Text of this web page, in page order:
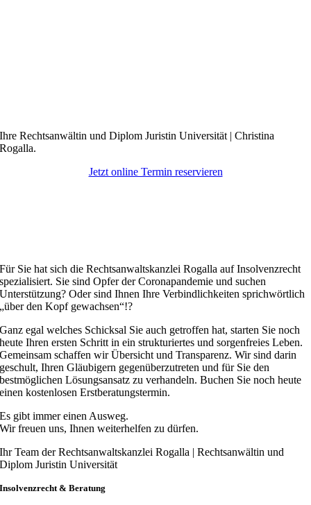
Ihre Rechtsanwältin und Diplom Juristin Universität | Christina
Rogalla.
Jetzt online Termin reservieren
Für Sie hat sich die Rechtsanwaltskanzlei Rogalla auf Insolvenzrecht
spezialisiert. Sie sind Opfer der Coronapandemie und suchen
Unterstützung? Oder sind Ihnen Ihre Verbindlichkeiten sprichwörtlich
„über den Kopf gewachsen“!?
Ganz egal welches Schicksal Sie auch getroffen hat, starten Sie noch
heute Ihren ersten Schritt in ein strukturiertes und sorgenfreies Leben.
Gemeinsam schaffen wir Übersicht und Transparenz. Wir sind darin
geschult, Ihren Gläubigern gegenüberzutreten und für Sie den
bestmöglichen Lösungsansatz zu verhandeln. Buchen Sie noch heute
einen kostenlosen Erstberatungstermin.
Es gibt immer einen Ausweg.
Wir freuen uns, Ihnen weiterhelfen zu dürfen.
Ihr Team der Rechtsanwaltskanzlei Rogalla | Rechtsanwältin und
Diplom Juristin Universität
Insolvenzrecht & Beratung